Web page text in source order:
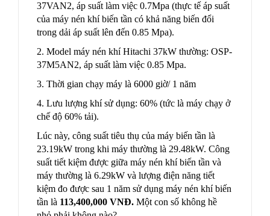
37VAN2, áp suất làm việc 0.7Mpa (thực tế áp suất
của máy nén khí biến tần có khả năng biến đổi
trong dải áp suất lên đến 0.85 Mpa).
2. Model máy nén khí Hitachi 37kW thường: OSP-
37M5AN2, áp suất làm việc 0.85 Mpa.
3. Thời gian chạy máy là 6000 giờ/ 1 năm
4. Lưu lượng khí sử dụng: 60% (tức là máy chạy ở
chế độ 60% tải).
Lúc này, công suất tiêu thụ của máy biến tần là
23.19kW trong khi máy thường là 29.48kW. Công
suất tiết kiệm được giữa máy nén khí biến tần và
máy thường là 6.29kW và lượng điện năng tiết
kiệm đo được sau 1 năm sử dụng máy nén khí biến
tần là 113,400,000 VNĐ. Một con số không hề